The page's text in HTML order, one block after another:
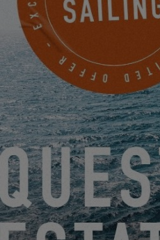
FISSATE UN
RIVOLGETEVI
NOVA
BRUINISSE,
PRENDERE UN